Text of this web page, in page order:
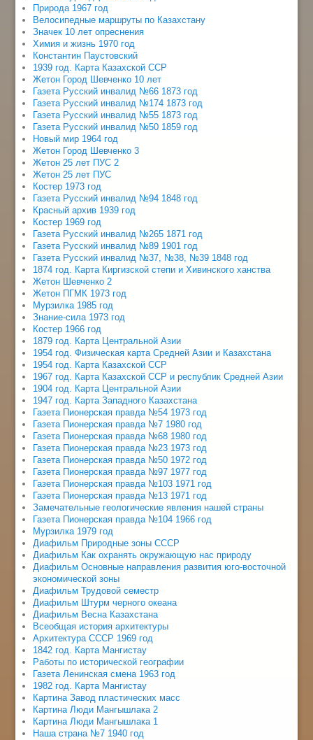
Природа 1967 год
Велосипедные маршруты по Казахстану
Значек 10 лет опреснения
Химия и жизнь 1970 год
Константин Паустовский
1939 год. Карта Казахской ССР
Жетон Город Шевченко 10 лет
Газета Русский инвалид №66 1873 год
Газета Русский инвалид №174 1873 год
Газета Русский инвалид №55 1873 год
Газета Русский инвалид №50 1859 год
Новый мир 1964 год
Жетон Город Шевченко 3
Жетон 25 лет ПУС 2
Жетон 25 лет ПУС
Костер 1973 год
Газета Русский инвалид №94 1848 год
Красный архив 1939 год
Костер 1969 год
Газета Русский инвалид №265 1871 год
Газета Русский инвалид №89 1901 год
Газета Русский инвалид №37, №38, №39 1848 год
1874 год. Карта Киргизской степи и Хивинского ханства
Жетон Шевченко 2
Жетон ПГМК 1973 год
Мурзилка 1985 год
Знание-сила 1973 год
Костер 1966 год
1879 год. Карта Центральной Азии
1954 год. Физическая карта Средней Азии и Казахстана
1954 год. Карта Казахской ССР
1967 год. Карта Казахской ССР и республик Средней Азии
1904 год. Карта Центральной Азии
1947 год. Карта Западного Казахстана
Газета Пионерская правда №54 1973 год
Газета Пионерская правда №7 1980 год
Газета Пионерская правда №68 1980 год
Газета Пионерская правда №23 1973 год
Газета Пионерская правда №50 1972 год
Газета Пионерская правда №97 1977 год
Газета Пионерская правда №103 1971 год
Газета Пионерская правда №13 1971 год
Замечательные геологические явления нашей страны
Газета Пионерская правда №104 1966 год
Мурзилка 1979 год
Диафильм Природные зоны СССР
Диафильм Как охранять окружающую нас природу
Диафильм Основные направления развития юго-восточной
экономической зоны
Диафильм Трудовой семестр
Диафильм Штурм черного океана
Диафильм Весна Казахстана
Всеобщая история архитектуры
Архитектура СССР 1969 год
1842 год. Карта Мангистау
Работы по исторической географии
Газета Ленинская смена 1963 год
1982 год. Карта Мангистау
Картина Завод пластических масс
Картина Люди Мангышлака 2
Картина Люди Мангышлака 1
Наша страна №7 1940 год